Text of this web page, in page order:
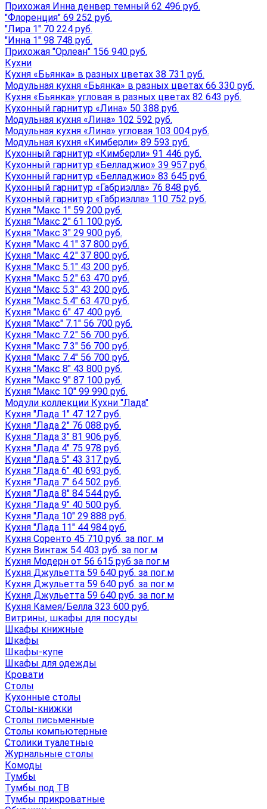
Прихожая Инна денвер темный 62 496 руб.
"Флоренция" 69 252 руб.
"Лира 1" 70 224 руб.
"Инна 1" 98 748 руб.
Прихожая "Орлеан" 156 940 руб.
Кухни
Кухня «Бьянка» в разных цветах 38 731 руб.
Модульная кухня «Бьянка» в разных цветах 66 330 руб.
Кухня «Бьянка» угловая в разных цветах 82 643 руб.
Кухонный гарнитур «Лина» 50 388 руб.
Модульная кухня «Лина» 102 592 руб.
Модульная кухня «Лина» угловая 103 004 руб.
Модульная кухня «Кимберли» 89 593 руб.
Кухонный гарнитур «Кимберли» 91 446 руб.
Кухонный гарнитур «Белладжио» 39 957 руб.
Кухонный гарнитур «Белладжио» 83 645 руб.
Кухонный гарнитур «Габриэлла» 76 848 руб.
Кухонный гарнитур «Габриэлла» 110 752 руб.
Кухня "Макс 1" 59 200 руб.
Кухня "Макс 2" 61 100 руб.
Кухня "Макс 3" 29 900 руб.
Кухня "Макс 4.1" 37 800 руб.
Кухня "Макс 4.2" 37 800 руб.
Кухня "Макс 5.1" 43 200 руб.
Кухня "Макс 5.2" 63 470 руб.
Кухня "Макс 5.3" 43 200 руб.
Кухня "Макс 5.4" 63 470 руб.
Кухня "Макс 6" 47 400 руб.
Кухня "Макс" 7.1" 56 700 руб.
Кухня "Макс 7.2" 56 700 руб.
Кухня "Макс 7.3" 56 700 руб.
Кухня "Макс 7.4" 56 700 руб.
Кухня "Макс 8" 43 800 руб.
Кухня "Макс 9" 87 100 руб.
Кухня "Макс 10" 99 990 руб.
Модули коллекции Кухни "Лада"
Кухня "Лада 1" 47 127 руб.
Кухня "Лада 2" 76 088 руб.
Кухня "Лада 3" 81 906 руб.
Кухня "Лада 4" 75 978 руб.
Кухня "Лада 5" 43 317 руб.
Кухня "Лада 6" 40 693 руб.
Кухня "Лада 7" 64 502 руб.
Кухня "Лада 8" 84 544 руб.
Кухня "Лада 9" 40 500 руб.
Кухня "Лада 10" 29 888 руб.
Кухня "Лада 11" 44 984 руб.
Кухня Соренто 45 710 руб. за пог. м
Кухня Винтаж 54 403 руб. за пог.м
Кухня Модерн от 56 615 руб за пог.м
Кухня Джульетта 59 640 руб. за пог.м
Кухня Джульетта 59 640 руб. за пог.м
Кухня Джульетта 59 640 руб. за пог.м
Кухня Камея/Белла 323 600 руб.
Витрины, шкафы для посуды
Шкафы книжные
Шкафы
Шкафы-купе
Шкафы для одежды
Кровати
Столы
Кухонные столы
Столы-книжки
Столы письменные
Столы компьютерные
Столики туалетные
Журнальные столы
Комоды
Тумбы
Тумбы под ТВ
Тумбы прикроватные